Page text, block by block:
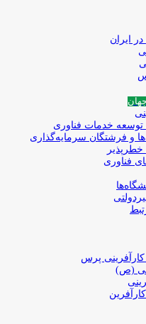
ایران
خدمات فناوری
و فرشتگان‌ سرمایه‌گذاری
فناوری
پرس
(ص)